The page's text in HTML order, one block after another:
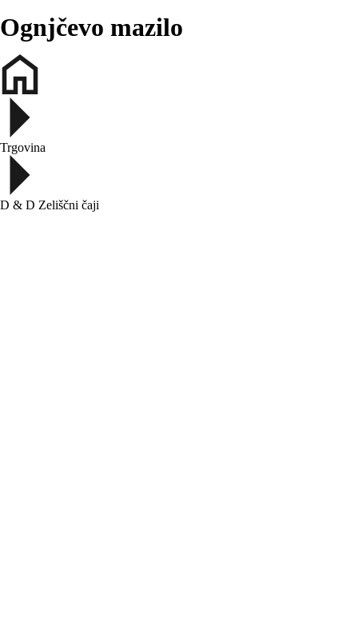
Ognjčevo mazilo
Trgovina
D & D Zeliščni čaji